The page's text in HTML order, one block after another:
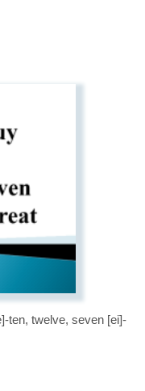
ten, twelve, seven [ei]-